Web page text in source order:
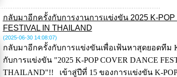
กลับมาอีกครั้งกับการงานการแข่งขัน 2025 K-POP
FESTIVAL IN THAILAND
(2025-06-30 14:08:07)
กลับมาอีกครั้งกับการแข่งขันเพื่อเฟ้นหาสุดยอดทีม
กับการแข่งขัน "2025 K-POP COVER DANCE
THAILAND"!! เข้าสู่ปีที่ 15 ของการแข่งขัน K-POP